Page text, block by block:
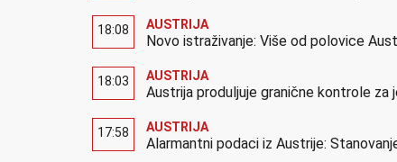
18:08 AUSTRIJA
Novo istraživanje: Više od polovice
18:03 AUSTRIJA
Austrija produljuje granične kontrole
17:58 AUSTRIJA
Alarmantni podaci iz Austrije: